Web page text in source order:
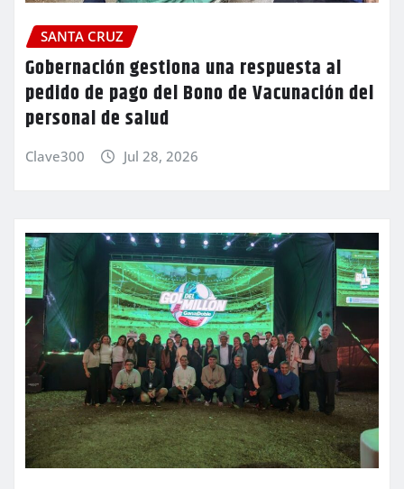
SANTA CRUZ
Gobernación gestiona una respuesta al
pedido de pago del Bono de Vacunación del
personal de salud
Clave300 Jul 28, 2026